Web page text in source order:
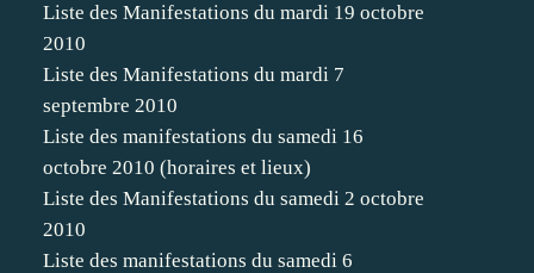
Liste des Manifestations du mardi 19 octobre
2010
Liste des Manifestations du mardi 7
septembre 2010
Liste des manifestations du samedi 16
octobre 2010 (horaires et lieux)
Liste des Manifestations du samedi 2 octobre
2010
Liste des manifestations du samedi 6